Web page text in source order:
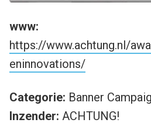
www:
https://www.achtung.nl/
eninnovations/
Categorie: Banner
Inzender: ACHTUNG!